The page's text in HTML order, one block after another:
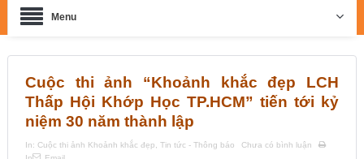
Menu
Cuộc thi ảnh “Khoảnh khắc đẹp LCH
Thấp Hội Khớp Học TP.HCM” tiến tới kỷ
niệm 30 năm thành lập
In: Cuộc thi ảnh Khoảnh khắc đẹp Tin tức - Thông báo
Chưa có bình luận